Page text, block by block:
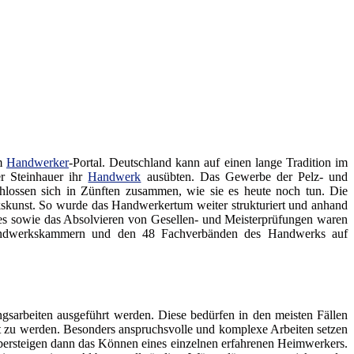
Handwerker-Portal. Deutschland kann auf einen lange Tradition im
Steinhauer ihrHandwerk ausübten. Das Gewerbe der Pelz- und
sich in Zünften zusammen, wie sie es heute noch tun. Die
So wurde das Handwerkertum weiter strukturiert und anhand
sowie das Absolvieren von Gesellen- und Meisterprüfungen waren
und den 48 Fachverbänden des Handwerks auf
ausgeführt werden. Diese bedürfen in den meisten Fällen
werden. Besonders anspruchsvolle und komplexe Arbeiten setzen
dann das Können eines einzelnen erfahrenen Heimwerkers.